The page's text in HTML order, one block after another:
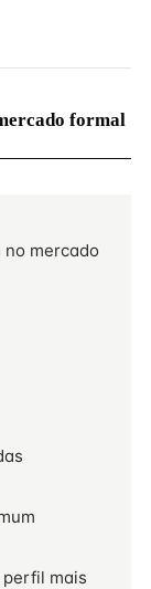
formal
mercado
mais